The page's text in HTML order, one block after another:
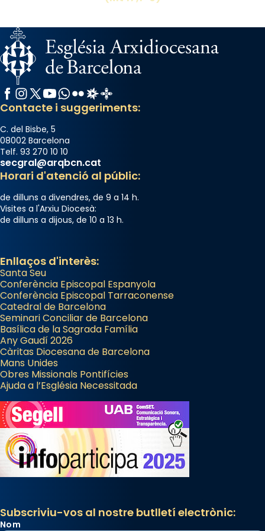
Facebook
Instagram
X / Twitter
YouTube
WhatsApp
FlickrRadio Estel
Catalunya Cristiana
Contacte i suggeriments:
C. del Bisbe, 5
08002 Barcelona
Telf. 93 270 10 10
secgral@arqbcn.cat
Horari d'atenció al públic:
de dilluns a divendres, de 9 a 14 h.
Visites a l'Arxiu Diocesà:
de dilluns a dijous, de 10 a 13 h.
Enllaços d'interès:
Santa Seu
Conferència Episcopal Espanyola
Conferència Episcopal Tarraconense
Catedral de Barcelona
Seminari Conciliar de Barcelona
Basílica de la Sagrada Família
Any Gaudí 2026
Càritas Diocesana de Barcelona
Mans Unides
Obres Missionals Pontifícies
Ajuda a l’Església Necessitada
Subscriviu-vos al nostre butlletí electrònic:
Nom